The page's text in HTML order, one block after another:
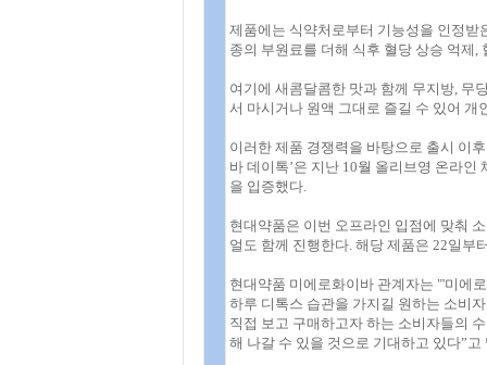
제품에는 식약처로부터 기능성을 인정받
종의 부원료를 더해 식후 혈당 상승 억제,
여기에 새콤달콤한 맛과 함께 무지방, 무
서 마시거나 원액 그대로 즐길 수 있어
이러한 제품 경쟁력을 바탕으로 출시 이
바 데이톡’은 지난 10월 올리브영 온라
을 입증했다.
현대약품은 이번 오프라인 입점에 맞춰
얼도 함께 진행한다. 해당 제품은 22일부
현대약품 미에로화이바 관계자는 "'미에
하루 디톡스 습관을 가지길 원하는 소비
직접 보고 구매하고자 하는 소비자들의
해 나갈 수 있을 것으로 기대하고 있다”고